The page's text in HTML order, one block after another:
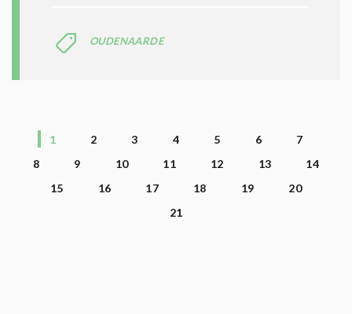
OUDENAARDE
1 2 3 4 5 6
7
8
9 10 11 12 13
14
15
16 17 18 19
20
21